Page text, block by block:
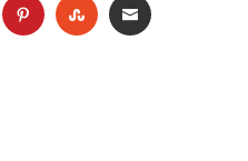
PINTERESTSTUMBLEUPON
EMAIL